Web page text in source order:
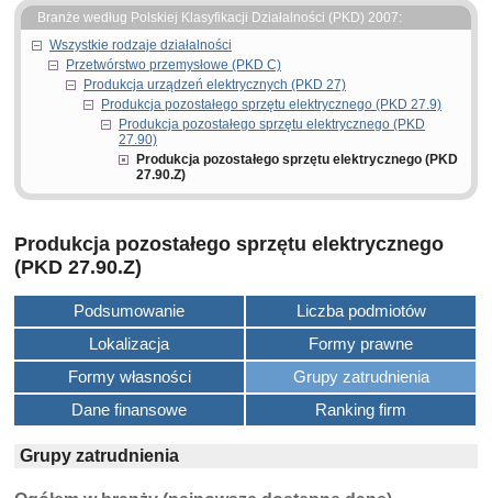
Branże według Polskiej Klasyfikacji Działalności (PKD) 2007:
Wszystkie rodzaje działalności
Przetwórstwo przemysłowe (PKD C)
Produkcja urządzeń elektrycznych (PKD 27)
Produkcja pozostałego sprzętu elektrycznego (PKD 27.9)
Produkcja pozostałego sprzętu elektrycznego (PKD
27.90)
Produkcja pozostałego sprzętu elektrycznego (PKD
27.90.Z)
Produkcja pozostałego sprzętu elektrycznego
(PKD 27.90.Z)
Podsumowanie
Liczba podmiotów
Lokalizacja
Formy prawne
Formy własności
Grupy zatrudnienia
Dane finansowe
Ranking firm
Grupy zatrudnienia